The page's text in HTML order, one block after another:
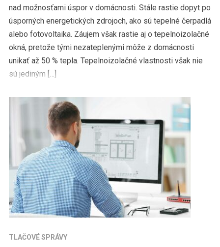
nad možnosťami úspor v domácnosti. Stále rastie dopyt po
úsporných energetických zdrojoch, ako sú tepelné čerpadlá
alebo fotovoltaika. Záujem však rastie aj o tepelnoizolačné
okná, pretože tými nezateplenými môže z domácnosti
unikať až 50 % tepla. Tepelnoizolačné vlastnosti však nie
sú jediným […]
TLAČOVÉ SPRÁVY